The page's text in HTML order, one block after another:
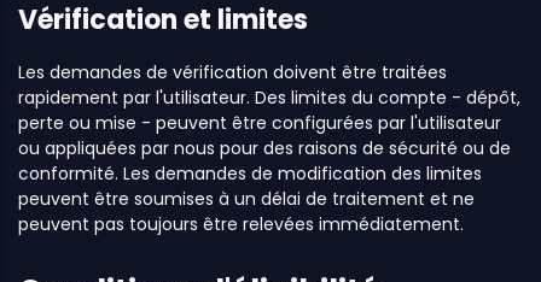
Vérification et limites
Les demandes de vérification doivent être traitées
rapidement par l'utilisateur. Des limites du compte - dépôt,
perte ou mise - peuvent être configurées par l'utilisateur
ou appliquées par nous pour des raisons de sécurité ou de
conformité. Les demandes de modification des limites
peuvent être soumises à un délai de traitement et ne
peuvent pas toujours être relevées immédiatement.